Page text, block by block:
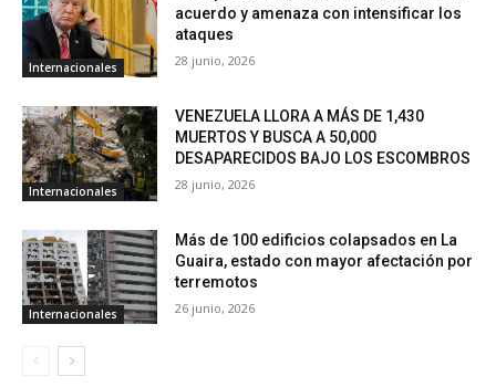
Internacionales
acuerdo y amenaza con intensificar los
ataques
28 junio, 2026
Internacionales
VENEZUELA LLORA A MÁS DE 1,430
MUERTOS Y BUSCA A 50,000
DESAPARECIDOS BAJO LOS ESCOMBROS
28 junio, 2026
Internacionales
Más de 100 edificios colapsados en La
Guaira, estado con mayor afectación por
terremotos
26 junio, 2026